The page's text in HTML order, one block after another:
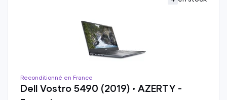
Reconditionné en France
Dell Vostro 5490 (2019) • AZERTY -